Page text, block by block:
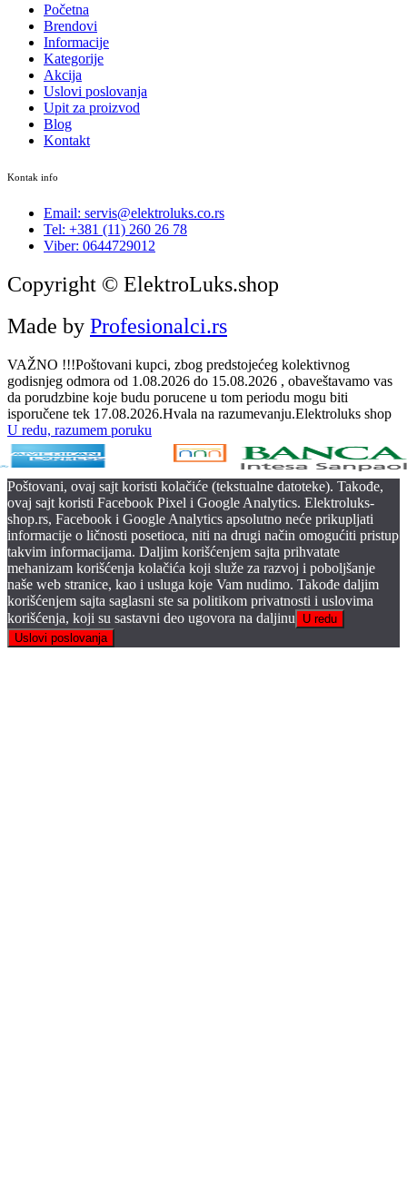
Početna
Brendovi
Informacije
Kategorije
Akcija
Uslovi poslovanja
Upit za proizvod
Blog
Kontakt
Kontak info
Email: servis@elektroluks.co.rs
Tel: +381 (11) 260 26 78
Viber: 0644729012
Copyright © ElektroLuks.shop
Made by Profesionalci.rs
VAŽNO !!!Poštovani kupci, zbog predstojećeg kolektivnog
godisnjeg odmora od 1.08.2026 do 15.08.2026 , obaveštavamo vas
da porudzbine koje budu porucene u tom periodu mogu biti
isporučene tek 17.08.2026.Hvala na razumevanju.Elektroluks shop
U redu, razumem poruku
Poštovani, ovaj sajt koristi kolačiće (tekstualne datoteke). Takođe,
ovaj sajt koristi Facebook Pixel i Google Analytics. Elektroluks-
shop.rs, Facebook i Google Analytics apsolutno neće prikupljati
informacije o ličnosti posetioca, niti na drugi način omogućiti pristup
takvim informacijama. Daljim korišćenjem sajta prihvatate
mehanizam korišćenja kolačića koji služe za razvoj i poboljšanje
naše web stranice, kao i usluga koje Vam nudimo. Takođe daljim
korišćenjem sajta saglasni ste sa politikom privatnosti i uslovima
korišćenja, koji su sastavni deo ugovora na daljinu
U redu
Uslovi poslovanja